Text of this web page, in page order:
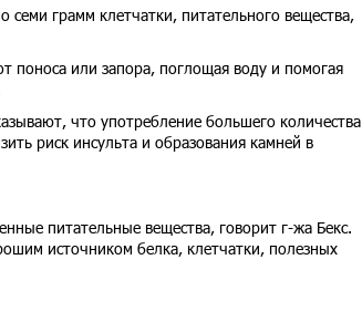
грамм клетчатки, питательного вещества,
поноса или запора, поглощая воду и помогая
что употребление большего количества
риск инсульта и образования камней в
питательные вещества, говорит г-жа Бекс.
источником белка, клетчатки, полезных